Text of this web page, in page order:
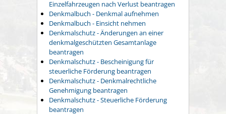
Einzelfahrzeugen nach Verlust beantragen
Denkmalbuch - Denkmal aufnehmen
Denkmalbuch - Einsicht nehmen
Denkmalschutz - Änderungen an einer
denkmalgeschützten Gesamtanlage
beantragen
Denkmalschutz - Bescheinigung für
steuerliche Förderung beantragen
Denkmalschutz - Denkmalrechtliche
Genehmigung beantragen
Denkmalschutz - Steuerliche Förderung
beantragen